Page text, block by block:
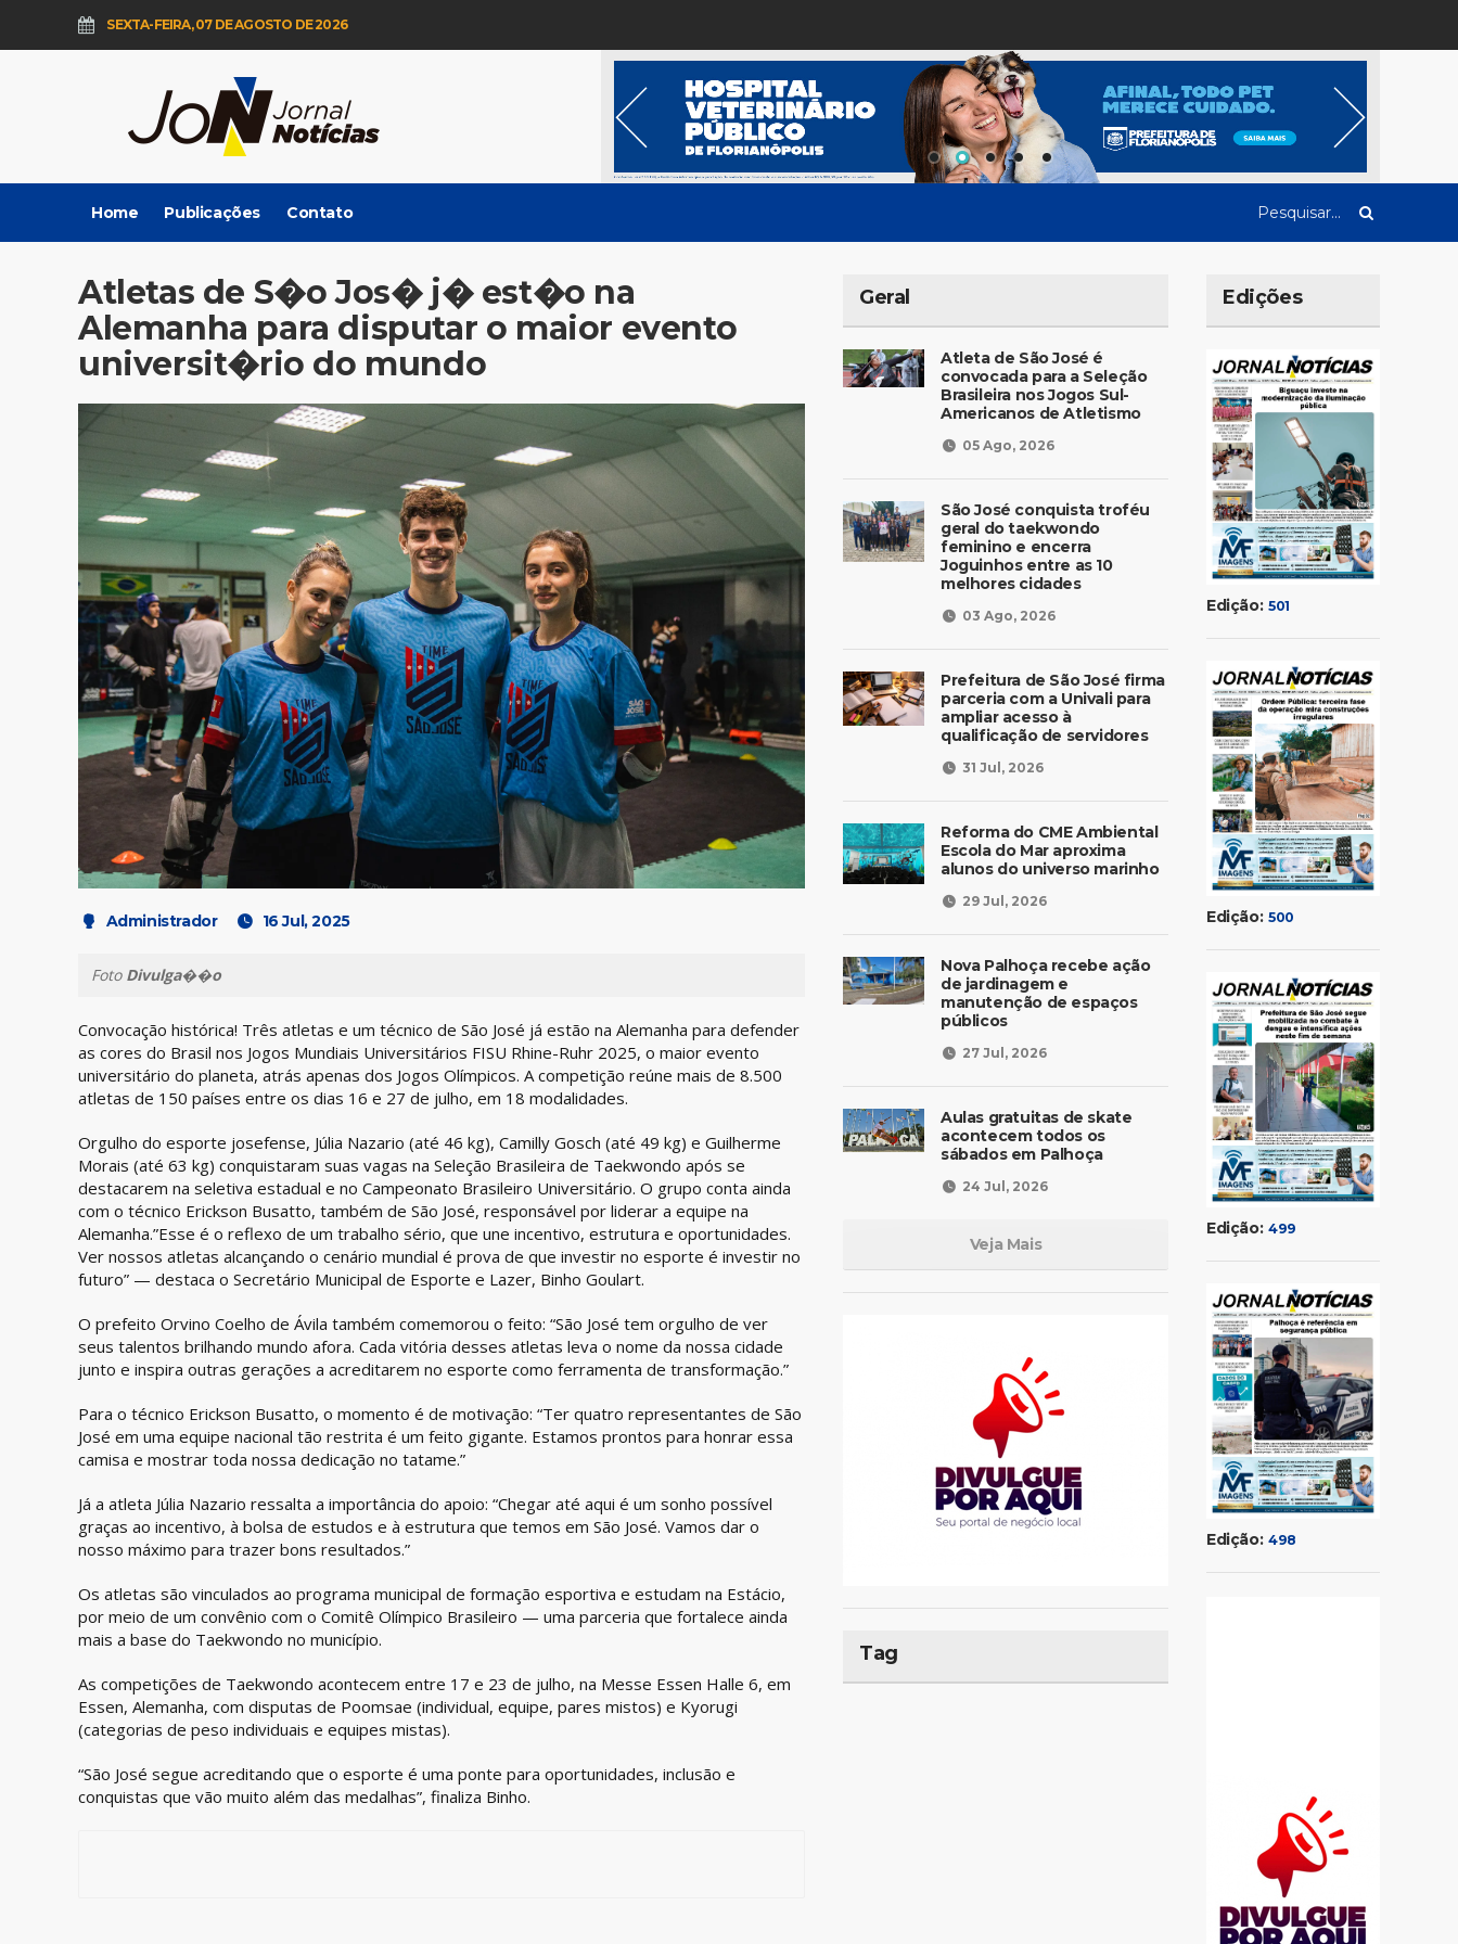
SEXTA-FEIRA, 07 DE AGOSTO DE 2026
Home Publicações Contato
Atletas de S�o Jos� j� est�o na
Alemanha para disputar o maior evento
universit�rio do mundo
Administrador 16 Jul, 2025
Foto Divulga��o
Convocação histórica! Três atletas e um técnico de São José já estão na Alemanha para defender
as cores do Brasil nos Jogos Mundiais Universitários FISU Rhine-Ruhr 2025, o maior evento
universitário do planeta, atrás apenas dos Jogos Olímpicos. A competição reúne mais de 8.500
atletas de 150 países entre os dias 16 e 27 de julho, em 18 modalidades.
Orgulho do esporte josefense, Júlia Nazario (até 46 kg), Camilly Gosch (até 49 kg) e Guilherme
Morais (até 63 kg) conquistaram suas vagas na Seleção Brasileira de Taekwondo após se
destacarem na seletiva estadual e no Campeonato Brasileiro Universitário. O grupo conta ainda
com o técnico Erickson Busatto, também de São José, responsável por liderar a equipe na
Alemanha.”Esse é o reflexo de um trabalho sério, que une incentivo, estrutura e oportunidades.
Ver nossos atletas alcançando o cenário mundial é prova de que investir no esporte é investir no
futuro” — destaca o Secretário Municipal de Esporte e Lazer, Binho Goulart.
O prefeito Orvino Coelho de Ávila também comemorou o feito: “São José tem orgulho de ver
seus talentos brilhando mundo afora. Cada vitória desses atletas leva o nome da nossa cidade
junto e inspira outras gerações a acreditarem no esporte como ferramenta de transformação.”
Para o técnico Erickson Busatto, o momento é de motivação: “Ter quatro representantes de São
José em uma equipe nacional tão restrita é um feito gigante. Estamos prontos para honrar essa
camisa e mostrar toda nossa dedicação no tatame.”
Já a atleta Júlia Nazario ressalta a importância do apoio: “Chegar até aqui é um sonho possível
graças ao incentivo, à bolsa de estudos e à estrutura que temos em São José. Vamos dar o
nosso máximo para trazer bons resultados.”
Os atletas são vinculados ao programa municipal de formação esportiva e estudam na Estácio,
por meio de um convênio com o Comitê Olímpico Brasileiro — uma parceria que fortalece ainda
mais a base do Taekwondo no município.
As competições de Taekwondo acontecem entre 17 e 23 de julho, na Messe Essen Halle 6, em
Essen, Alemanha, com disputas de Poomsae (individual, equipe, pares mistos) e Kyorugi
(categorias de peso individuais e equipes mistas).
“São José segue acreditando que o esporte é uma ponte para oportunidades, inclusão e
conquistas que vão muito além das medalhas”, finaliza Binho.
Geral
Atleta de São José é
convocada para a Seleção
Brasileira nos Jogos Sul-
Americanos de Atletismo
05 Ago, 2026
São José conquista troféu
geral do taekwondo
feminino e encerra
Joguinhos entre as 10
melhores cidades
03 Ago, 2026
Prefeitura de São José firma
parceria com a Univali para
ampliar acesso à
qualificação de servidores
31 Jul, 2026
Reforma do CME Ambiental
Escola do Mar aproxima
alunos do universo marinho
29 Jul, 2026
Nova Palhoça recebe ação
de jardinagem e
manutenção de espaços
públicos
27 Jul, 2026
Aulas gratuitas de skate
acontecem todos os
sábados em Palhoça
24 Jul, 2026
Veja Mais
Tag
Edições
Edição: 501
Edição: 500
Edição: 499
Edição: 498